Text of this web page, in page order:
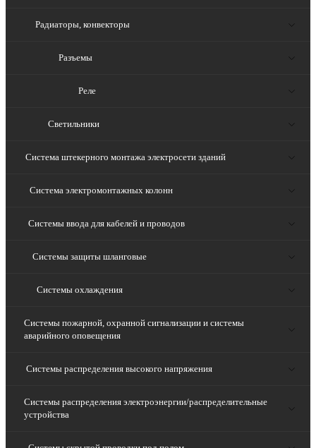
Радиаторы, конвекторы
Разъемы
Реле
Светильники
Система штекерного монтажа электросети зданий
Система электромонтажных колонн
Системы ввода для кабелей и проводов
Системы защиты шланговые
Системы охлаждения
Системы пожарной, охранной сигнализации и системы
аварийного оповещения
Системы распределения высокого напряжения
Системы распределения электроэнергии/распределительные
устройства